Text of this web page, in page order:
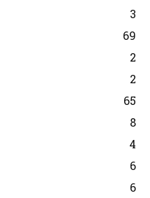
3
69
2
2
65
8
4
6
6